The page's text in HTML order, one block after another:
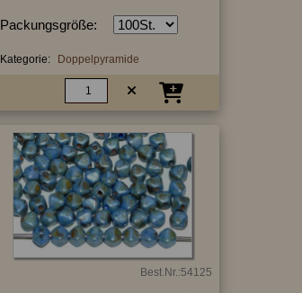
Packungsgröße:
Kategorie: Doppelpyramide
Best.Nr.:54125